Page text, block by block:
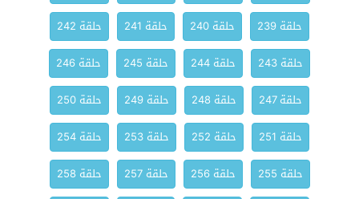
حلقة 239
حلقة 240 حلقة 241
حلقة 242
حلقة 243
حلقة 244 حلقة 245
حلقة 246
حلقة 247
حلقة 248 حلقة 249
حلقة 250
حلقة 251
حلقة 252 حلقة 253
حلقة 254
حلقة 255
حلقة 256 حلقة 257
حلقة 258